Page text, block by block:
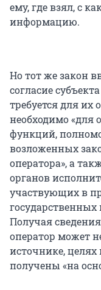
ему, где взял, с
информацию.
Но тот же закон
согласие
требуется для их
необходимо «для
функций,
возложенных
оператора», а
органов
участвующих в
Получая
оператор может
источнике, целях
получены «на